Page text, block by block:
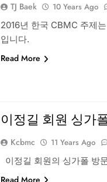
TJ Baek 10 Years Ago
2016년 한국 CBMC 주제
입니다.
Read More
이정길 회원 싱가
Kcbmc 11 Years Ago
이정길 회원의 싱가폴 방
Read More